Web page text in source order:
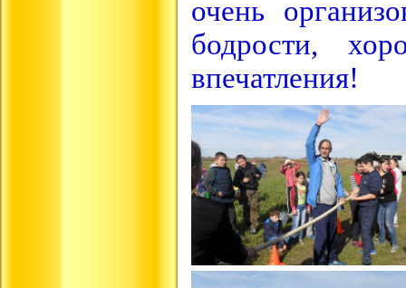
очень
бодрости,
впечатления!